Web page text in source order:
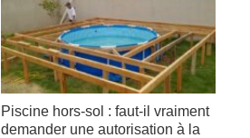
Piscine hors-sol : faut-il vraiment
demander une autorisation à la